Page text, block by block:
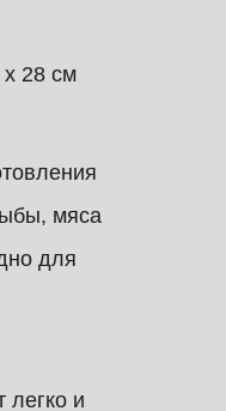
28 см
мяса
для
легко и